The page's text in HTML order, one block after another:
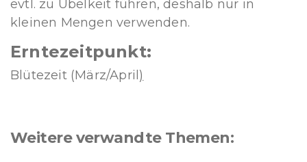
evtl. zu Übelkeit führen, deshalb nur in
kleinen Mengen verwenden.
Erntezeitpunkt:
Blütezeit (März/April)
Weitere verwandte Themen: